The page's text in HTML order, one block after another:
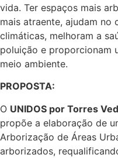
vida. Ter espaços mais
mais atraente, ajudam no
climáticas, melhoram a
poluição e proporcionam
meio ambiente.
PROPOSTA:
O UNIDOS por Torres
propõe a elaboração de
Arborização de Áreas
arborizados,